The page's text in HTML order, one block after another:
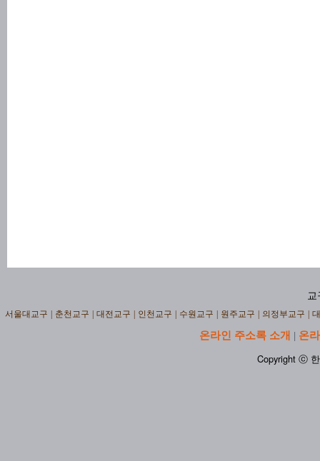
교
서울대교구 춘천교구 대전교구 인천교구 수원교구 원주교구 의정부교구
온라인 주소록 소개 | 온
Copyright ⓒ